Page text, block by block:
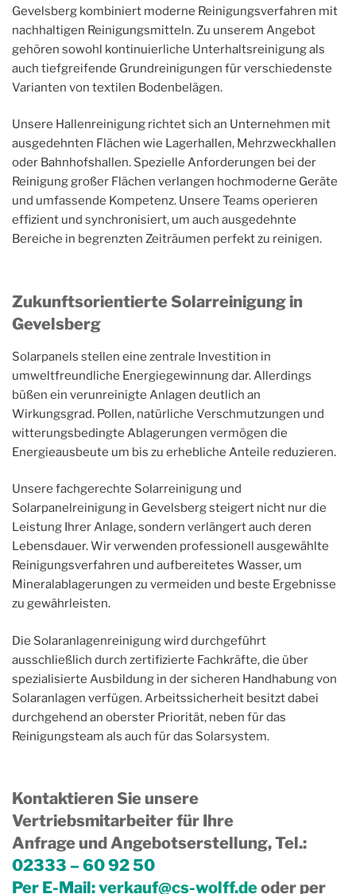
Gevelsberg kombiniert moderne Reinigungsverfahren mit
nachhaltigen Reinigungsmitteln. Zu unserem Angebot
gehören sowohl kontinuierliche Unterhaltsreinigung als
auch tiefgreifende Grundreinigungen für verschiedenste
Varianten von textilen Bodenbelägen.
Unsere Hallenreinigung richtet sich an Unternehmen mit
ausgedehnten Flächen wie Lagerhallen, Mehrzweckhallen
oder Bahnhofshallen. Spezielle Anforderungen bei der
Reinigung großer Flächen verlangen hochmoderne Geräte
und umfassende Kompetenz. Unsere Teams operieren
effizient und synchronisiert, um auch ausgedehnte
Bereiche in begrenzten Zeiträumen perfekt zu reinigen.
Zukunftsorientierte Solarreinigung in
Gevelsberg
Solarpanels stellen eine zentrale Investition in
umweltfreundliche Energiegewinnung dar. Allerdings
büßen ein verunreinigte Anlagen deutlich an
Wirkungsgrad. Pollen, natürliche Verschmutzungen und
witterungsbedingte Ablagerungen vermögen die
Energieausbeute um bis zu erhebliche Anteile reduzieren.
Unsere fachgerechte Solarreinigung und
Solarpanelreinigung in Gevelsberg steigert nicht nur die
Leistung Ihrer Anlage, sondern verlängert auch deren
Lebensdauer. Wir verwenden professionell ausgewählte
Reinigungsverfahren und aufbereitetes Wasser, um
Mineralablagerungen zu vermeiden und beste Ergebnisse
zu gewährleisten.
Die Solaranlagenreinigung wird durchgeführt
ausschließlich durch zertifizierte Fachkräfte, die über
spezialisierte Ausbildung in der sicheren Handhabung von
Solaranlagen verfügen. Arbeitssicherheit besitzt dabei
durchgehend an oberster Priorität, neben für das
Reinigungsteam als auch für das Solarsystem.
Kontaktieren Sie unsere
Vertriebsmitarbeiter für Ihre
Anfrage und Angebotserstellung, Tel.:
02333 – 60 92 50
Per E-Mail:verkauf@cs-wolff.deoder per